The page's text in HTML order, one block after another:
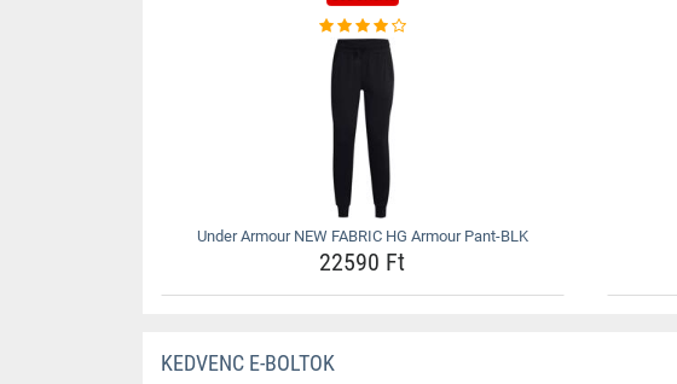
Under Armour NEW FABRIC HG Armour Pant-BLK
22590 Ft
KEDVENC E-BOLTOK